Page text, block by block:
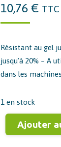
10,76 € TTC
Résistant au gel
jusqu’à 20% – A
dans les machines
1 en stock
Ajouter